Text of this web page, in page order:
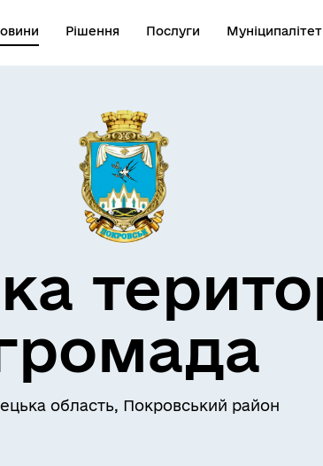
Рішення Послуги Муніципалітет
область, Покровський район